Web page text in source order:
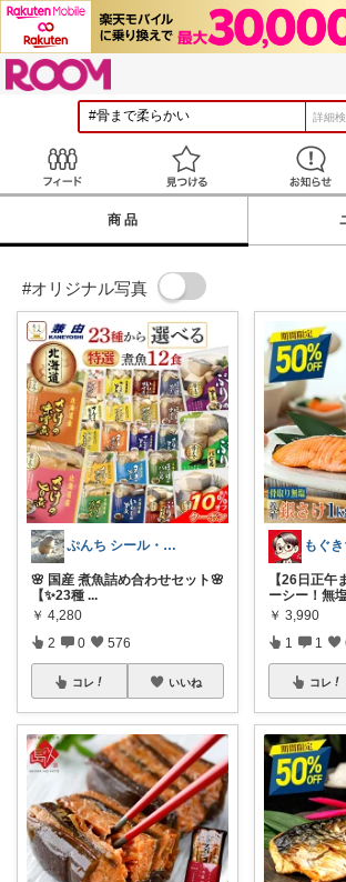
詳細
見つける
商品
#オリジナル写真
ぷんち シール・ファンシー雑貨多め
🌸 国産 煮魚詰め合わせセット🌸
【✨23種 ...
￥ 4,280
2 0 576
コレ いいね
【26日正午
ーシー！無
￥ 3,990
1 1
コレ